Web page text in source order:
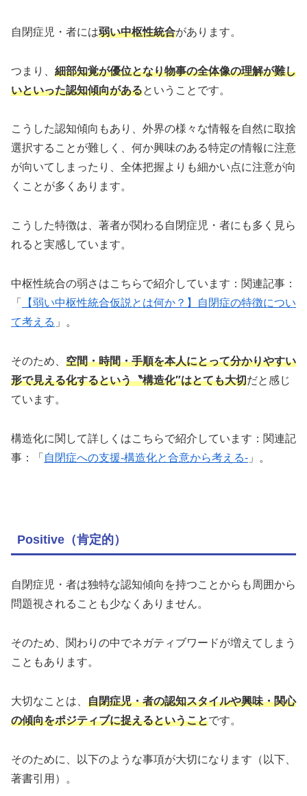
自閉症児・者には弱い中枢性統合があります。
つまり、 細部知覚が優位となり物事の全体像の理解が難し
いといった認知傾向があるということです。
こうした認知傾向もあり、外界の様々な情報を自然に取捨
選択することが難しく、何か興味のある特定の情報に注意
が向いてしまったり、全体把握よりも細かい点に注意が向
くことが多くあります。
こうした特徴は、著者が関わる自閉症児・者にも多く見ら
れると実感しています。
中枢性統合の弱さはこちらで紹介しています：関連記事：
「
【弱い中枢性統合仮説とは何か？】自閉症の特徴につい
て考える 」。
そのため、 空間・時間・手順を本人にとって分かりやすい
形で見える化するという〝構造化″はとても大切だと感じ
ています。
構造化に関して詳しくはこちらで紹介しています：関連記
事：「 自閉症への支援-構造化と合意から考える- 」。
Positive（肯定的）
自閉症児・者は独特な認知傾向を持つことからも周囲から
問題視されることも少なくありません。
そのため、関わりの中でネガティブワードが増えてしまう
こともあります。
大切なことは、 自閉症児・者の認知スタイルや興味・関心
の傾向をポジティブに捉えるということです。
そのために、以下のような事項が大切になります（以下、
著書引用）。